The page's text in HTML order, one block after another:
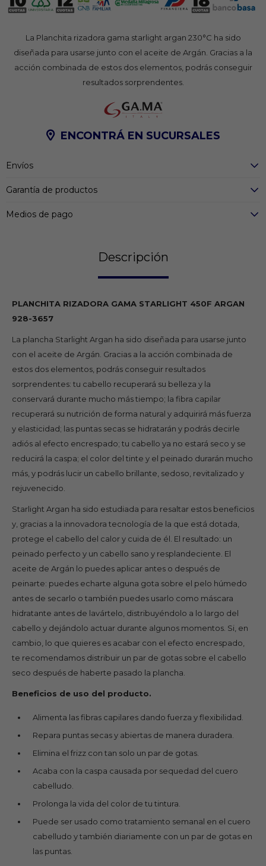
La Planchita rizadora gama starlight argan 230°C ha sido
diseñada para usarse junto con el aceite de Argán. Gracias a la
acción combinada de estos dos elementos, podrás conseguir
resultados sorprendentes.
ENCONTRÁ EN SUCURSALES
Envíos
Garantía de productos
Medios de pago
Descripción
PLANCHITA RIZADORA GAMA STARLIGHT 450F ARGAN
928-3657
La plancha Starlight Argan ha sido diseñada para usarse junto
con el aceite de Argán. Gracias a la acción combinada de
estos dos elementos, podrás conseguir resultados
sorprendentes: tu cabello recuperará su belleza y la
conservará durante mucho más tiempo; la fibra capilar
recuperará su nutrición de forma natural y adquirirá más fuerza
y elasticidad; las puntas secas se hidratarán y podrás decirle
adiós al efecto encrespado; tu cabello ya no estará seco y se
reducirá la caspa; el color del tinte y el peinado durarán mucho
más, y podrás lucir un cabello brillante, sedoso, revitalizado y
rejuvenecido.
Starlight Argan ha sido estudiada para resaltar estos beneficios
y, gracias a la innovadora tecnología de la que está dotada,
protege el cabello del calor y cuida de él. El resultado: un
peinado perfecto y un cabello sano y resplandeciente. El
aceite de Argán lo puedes aplicar antes o después de
peinarte: puedes echarte alguna gota sobre el pelo húmedo
antes de secarlo o también puedes usarlo como máscara
hidratante antes de lavártelo, distribuyéndolo a lo largo del
cabello y dejándolo actuar durante algunos momentos. Si, en
cambio, lo que quieres es acabar con el efecto encrespado,
te recomendamos distribuir un par de gotas sobre el cabello
seco después de haberte pasado la plancha.
Beneficios de uso del producto.
Alimenta las fibras capilares dando fuerza y flexibilidad.
Repara puntas secas y abiertas de manera duradera.
Elimina el frizz con tan solo un par de gotas.
Acaba con la caspa causada por sequedad del cuero
cabelludo.
Prolonga la vida del color de tu tintura.
Puede ser usado como tratamiento semanal en el cuero
cabelludo y también diariamente con un par de gotas en
las puntas.